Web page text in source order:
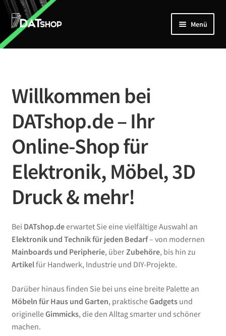
Zur
Navigation
springen
Zum
Inhalt
springen
Menü
Home
Mein Account
Kontakt
Willkommen bei
DATshop.de – Ihr
Online-Shop für
Elektronik, Möbel, 3D
Druck & mehr!
Bei DATshop.deerwartet Sie eine vielfältige Auswahl an
Elektronik und Technik für jeden Bedarf– von modernen
Mainboards und Peripherie, überZubehöre, bis hin zu
Artikelfür Handwerk, Industrie und DIY-Projekte.
Darüber hinaus finden Sie bei uns eine breite Palette an
Möbeln für Haus und Garten, praktischeGadgetsund
originelleGimmicks, die den Alltag smarter und schöner
machen.